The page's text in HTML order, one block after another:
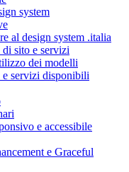
system
al design system .italia
sito e servizi
dei modelli
servizi disponibili
e accessibile
e Graceful